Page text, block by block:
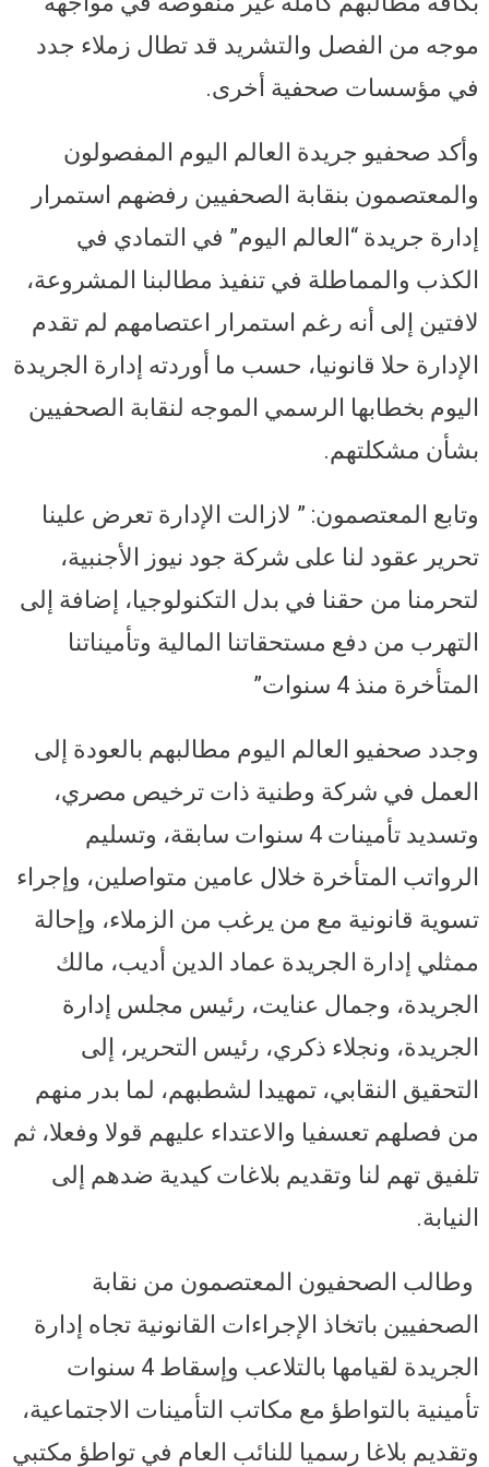
موجه من الفصل والتشريد قد تطال زملاء جدد
في مؤسسات صحفية أخرى.
وأكد صحفيو جريدة العالم اليوم المفصولون
والمعتصمون بنقابة الصحفيين رفضهم استمرار
إدارة جريدة “العالم اليوم” في التمادي في
الكذب والمماطلة في تنفيذ مطالبنا المشروعة،
لافتين إلى أنه رغم استمرار اعتصامهم لم تقدم
الإدارة حلا قانونيا، حسب ما أوردته إدارة الجريدة
اليوم بخطابها الرسمي الموجه لنقابة الصحفيين
بشأن مشكلتهم.
وتابع المعتصمون: ” لازالت الإدارة تعرض علينا
تحرير عقود لنا على شركة جود نيوز الأجنبية،
لتحرمنا من حقنا في بدل التكنولوجيا، إضافة إلى
التهرب من دفع مستحقاتنا المالية وتأميناتنا
المتأخرة منذ 4 سنوات”
وجدد صحفيو العالم اليوم مطالبهم بالعودة إلى
العمل في شركة وطنية ذات ترخيص مصري،
وتسديد تأمينات 4 سنوات سابقة، وتسليم
الرواتب المتأخرة خلال عامين متواصلين، وإجراء
تسوية قانونية مع من يرغب من الزملاء، وإحالة
ممثلي إدارة الجريدة عماد الدين أديب، مالك
الجريدة، وجمال عنايت، رئيس مجلس إدارة
الجريدة، ونجلاء ذكري، رئيس التحرير، إلى
التحقيق النقابي، تمهيدا لشطبهم، لما بدر منهم
من فصلهم تعسفيا والاعتداء عليهم قولا وفعلا، ثم
تلفيق تهم لنا وتقديم بلاغات كيدية ضدهم إلى
النيابة.
وطالب الصحفيون المعتصمون من نقابة
الصحفيين باتخاذ الإجراءات القانونية تجاه إدارة
الجريدة لقيامها بالتلاعب وإسقاط 4 سنوات
تأمينية بالتواطؤ مع مكاتب التأمينات الاجتماعية،
وتقديم بلاغا رسميا للنائب العام في تواطؤ مكتبي